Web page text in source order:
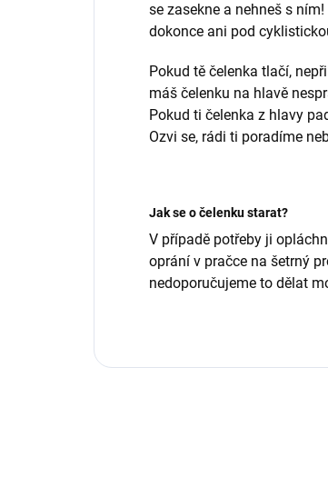
se zasekne a nehneš s
dokonce ani pod
Pokud tě čelenka tlačí,
máš čelenku na hlavě
Pokud ti čelenka z hlavy
Ozvi se, rádi ti poradíme
Jak se o čelenku starat?
V případě potřeby ji
oprání v pračce na šetrný
nedoporučujeme to dělat